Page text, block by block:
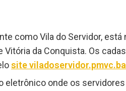
como Vila do Servidor, está
da Conquista. Os
site
eletrônico onde os